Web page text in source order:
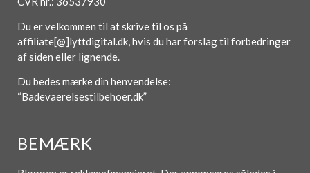
Du er velkommen til at skrive til os på
affiliate[@]lyttdigital.dk, hvis du har forslag til forbedringer
af siden eller lignende.
Du bedes mærke din henvendelse:
“Badevaerelsestilbehoer.dk”
BEMÆRK